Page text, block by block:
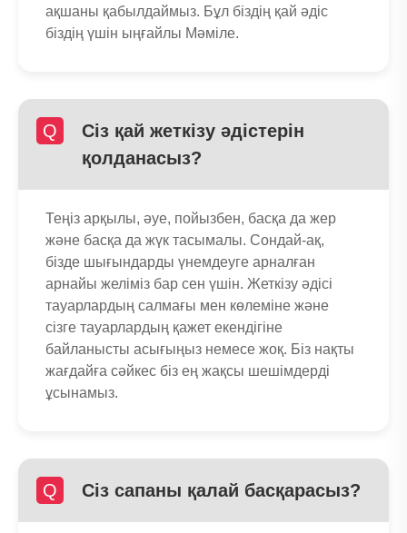
ақшаны қабылдаймыз. Бұл біздің қай әдіс
біздің үшін ыңғайлы Мәміле.
Q
Сіз қай жеткізу әдістерін
қолданасыз?
Теңіз арқылы, әуе, пойызбен, басқа да жер
және басқа да жүк тасымалы. Сондай-ақ,
бізде шығындарды үнемдеуге арналған
арнайы желіміз бар сен үшін. Жеткізу әдісі
тауарлардың салмағы мен көлеміне және
сізге тауарлардың қажет екендігіне
байланысты асығыңыз немесе жоқ. Біз нақты
жағдайға сәйкес біз ең жақсы шешімдерді
ұсынамыз.
Q Сіз сапаны қалай басқарасыз?